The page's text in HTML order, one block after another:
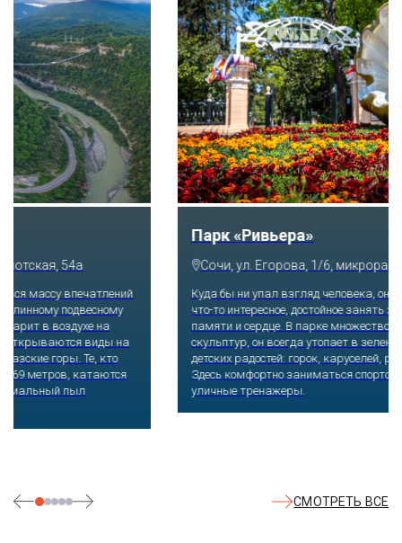
Сочи, с. Казачий брод, ул. Краснофлотская, 54а
Побороться со страхом высоты и набраться массу впечатлений
получится, если отправиться по самому длинному подвесному
пешеходному мосту, который буквально парит в воздухе на
высоте 218 метров над землей. Отсюда открываются виды на
Ахштырское ущелье и заснеженные Кавказские горы. Те, кто
посмелее, прыгают на резинке с 207 или 69 метров, катаются
на скоростном троллее. Остудить экстремальный пыл
СМОТРЕТЬ ВСЕ